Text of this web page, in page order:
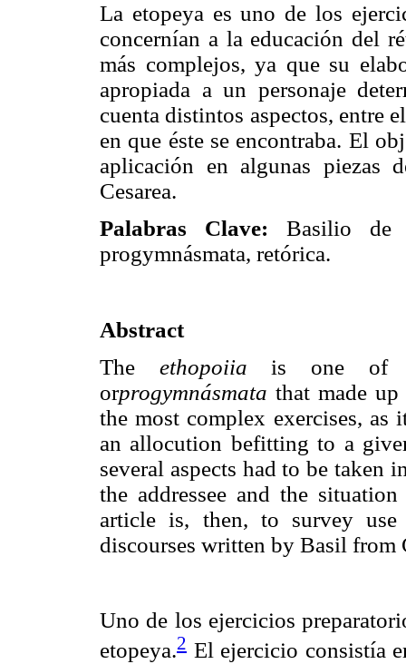
La etopeya es uno de los
concernían a la educación del
más complejos, ya que su
apropiada a un personaje
cuenta distintos aspectos, entre
en que éste se encontraba. El
aplicación en algunas piezas
Cesarea.
Palabras Clave: Basilio de
progymnásmata, retórica.
Abstract
The ethopoiia is one of
orprogymnásmata that made
the most complex exercises,
an allocution befitting to a
several aspects had to be taken
the addressee and the
article is, then, to survey
discourses written by Basil from
Uno de los ejercicios
etopeya.2 El ejercicio consistía